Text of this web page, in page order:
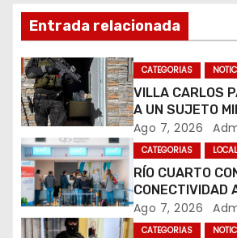
ó
n
d
e
e
n
t
Entrada relacionada
CATEGORIAS
VILLA CARLOS
A UN SUJETO
MARIHUANA EN
Ago 7, 2026
CATEGORIAS
RÍO CUARTO
CONECTIVIDAD
CUATRO
BUENOS AIRES
Ago 7, 2026
CATEGORIAS